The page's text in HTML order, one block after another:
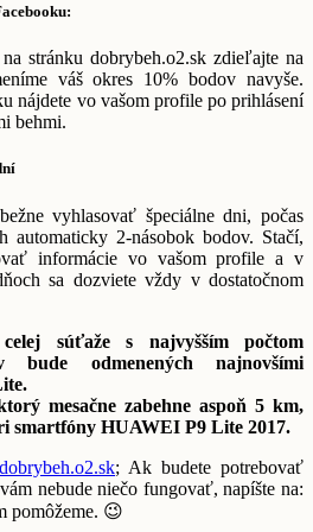
stránku dobrybeh.o2.sk zdieľajte na
váš okres 10% bodov navyše.
nájdete vo vašom profile po prihlásení
behmi.
vyhlasovať špeciálne dni, počas
automaticky 2-násobok bodov. Stačí,
informácie vo vašom profile a v
sa dozviete vždy v dostatočnom
súťaže s najvyšším počtom
bude odmenených najnovšími
mesačne zabehne aspoň 5 km,
smartfóny HUAWEI P9 Lite 2017.
; Ak budete potrebovať
nebude niečo fungovať, napíšte na:
pomôžeme. 😉